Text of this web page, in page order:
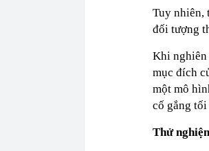
Tuy nhiên,
đối tượng
Khi nghiên
mục đích
một mô
cố gắng
Thử